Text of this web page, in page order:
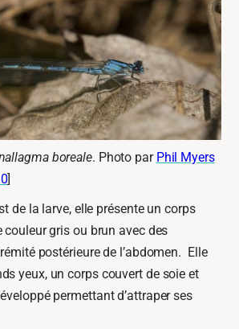
boreale. Photo par Phil Myers
]
de la larve, elle présente un corps
couleur gris ou brun avec des
postérieure de l’abdomen. Elle
yeux, un corps couvert de soie et
permettant d’attraper ses